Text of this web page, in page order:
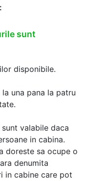
sunt
disponibile.
una pana la patru
valabile daca
in cabina.
doreste sa ocupe o
denumita
in cabine care pot